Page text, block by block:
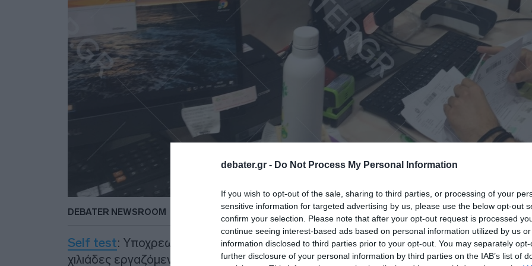
debater.gr - Do Not Process My Personal Information
If you wish to opt-out of the sale, sharing to third parties, or processing of your
sensitive information for targeted advertising by us, please use the below opt-out
confirm your selection. Please note that after your opt-out request is processed
continue seeing interest-based ads based on personal information utilized by us
information disclosed to third parties prior to your opt-out. You may separately
further disclosure of your personal information by third parties on the IAB’s list of
DEBATER NEWSROOM
Self test: Υποχρεωτικά από σήμερα Δευτέρα τα αυτοδιαγνωστικά τεστ για
χιλιάδες εργαζόμενους σε δημόσιο και ιδιωτικό τομέα. Δείτε στοDEBATER